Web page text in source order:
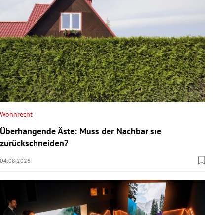
Wohnrecht
Überhängende Äste: Muss der Nachbar sie
zurückschneiden?
04.08.2026